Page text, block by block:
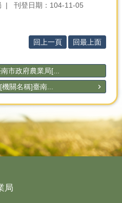
刊登日期：104-11-05
回上一頁 回最上面
市政府農業局[...
關名稱]臺南...
局